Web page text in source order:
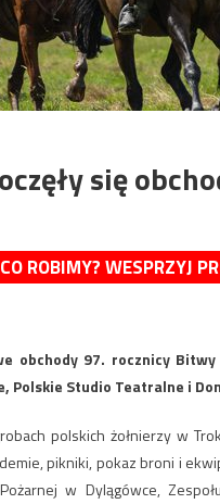
się
ROBIMY? WESPRZYJ
obchody 97. rocznicy
Polskie Studio Teatralne i
polskich żołnierzy w
pikniki, pokaz broni i
w Dylągówce,